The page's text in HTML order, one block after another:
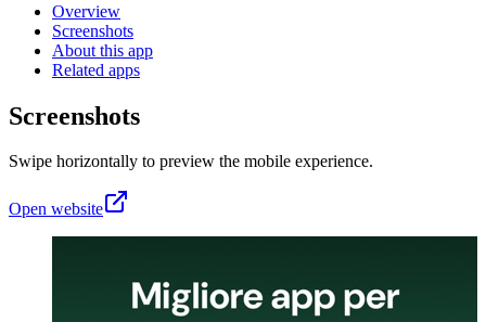
Overview
Screenshots
About this app
Related apps
Screenshots
Swipe horizontally to preview the mobile experience.
Open website